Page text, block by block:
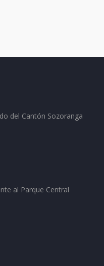
del Cantón Sozoranga
al Parque Central